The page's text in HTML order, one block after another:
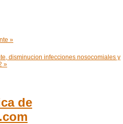
»
disminucion infecciones nosocomiales y
»
de